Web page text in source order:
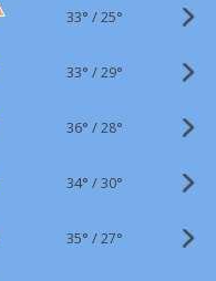
33° /25°
33° /29°
36° /28°
34° /30°
35° /27°